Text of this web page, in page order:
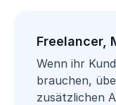
Freelancer,
Wenn ihr
brauchen,
zusätzlichen